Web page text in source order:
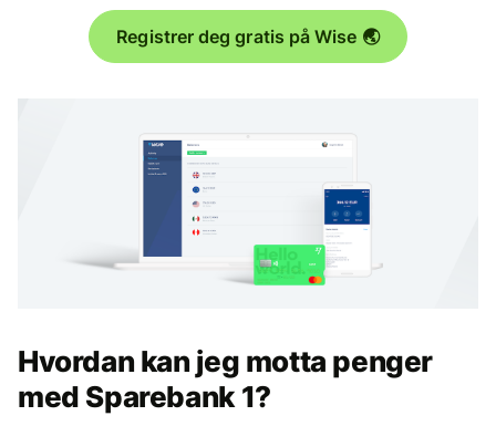
Registrer deg gratis på Wise 🌏
Hvordan kan jeg motta penger
med Sparebank 1?